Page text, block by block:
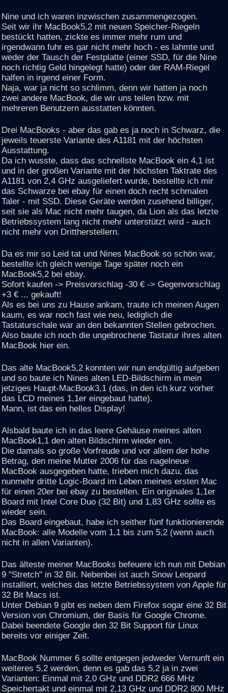
Nine und ich waren inzwischen zusammengezogen.
Seit wir ihr MacBook5,2 mit neuen Speicher-Riegeln
bestückt hatten, zickte es immer mehr rum und
irgendwann fuhr es gar nicht mehr hoch - es lahmte und
weder der Tausch der Festplatte (einer SSD, für die Nine
noch richtig Geld hingelegt hatte) oder der RAM-Riegel
halfen in irgend einer Form.
Naja, war ja nicht so schlimm, denn wir hatten ja noch
zwei andere MacBook, die wir uns teilen bzw. mit
mehreren Benutzern ausstatten könnten.
Drei MacBooks - aber das gab es ja noch in Schwarz, die
jeweils teuerste Variante des A1181 mit der höchsten
Ausstattung.
Da ich wusste, dass das schnellste MacBook ein 4,1 ist
und in der großen Variante mit der höchsten Taktrate des
A1181 von 2,4 GHz ausgeliefert wurde, bestellte ich mir
das Schwarze bei ebay für einen doch recht schmalen
Taler - mit SSD. Diese Geräte werden zusehend billiger,
seit sie als Mac nicht mehr taugen, da Lion als das letzte
Betriebssystem lang nicht mehr unterstützt wird - auch
nicht mehr von Drittherstellern.
Da es mir so Leid tat und Nines MacBook so schön war,
bestellte ich gleich wenige Tage später noch ein
MacBook5,2 bei ebay.
Sofort kaufen -> Preisvorschlag -30 € -> Gegenvorschlag
+3 € ... gekauft!
Als es bei uns zu Hause ankam, traute ich meinen Augen
kaum, es war noch fast wie neu, lediglich die
Tastaturschale war an den bekannten Stellen gebrochen.
Also baute ich noch die ungebrochene Tastatur ihres alten
MacBook hier ein.
Das alte MacBook5,2 konnten wir nun endgültig aufgeben
und so baute ich Nines alten LED-Bildschirm in mein
jetziges Haupt-MacBook3,1 (das, in den ich kurz vorher
das LCD meines 1,1er eingebaut hatte).
Mann, ist das ein helles Display!
Alsbald baute ich in das leere Gehäuse meines alten
MacBook1,1 den alten Bildschirm wieder ein.
Die damals so große Vorfreude und vor allem der hohe
Betrag, den meine Mutter 2006 für das nagelneue
MacBook ausgegeben hatte, trieben mich dazu, das
nunmehr dritte Logic-Board im Leben meines ersten Mac
für einen 20er bei ebay zu bestellen. Ein originales 1,1er
Board mit Intel Core Duo (32 Bit) und 1,83 GHz sollte es
wieder sein.
Das Board eingebaut, habe ich seither fünf funktionierende
MacBook: alle Modelle vom 1,1 bis zum 5,2 (wenn auch
nicht in allen Varianten).
Das älteste meiner MacBooks befeuere ich nun mit Debian
9 "Stretch" in 32 Bit. Nebenbei ist auch Snow Leopard
installiert, welches das letzte Betriebssystem von Apple für
32 Bit Macs ist.
Unter Debian 9 gibt es neben dem Firefox sogar eine 32 Bit
Version von Chromium, der Basis für Google Chrome.
Dabei beendete Google den 32 Bit Support für Linux
bereits vor einiger Zeit.
MacBook Nummer 6 sollte entgegen jedweder Vernunft ein
weiteres 5,2 werden, denn es gab das 5,2 ja in zwei
Varianten: Einmal mit 2,0 GHz und DDR2 666 MHz
Speichertakt und einmal mit 2,13 GHz und DDR2 800 MHz